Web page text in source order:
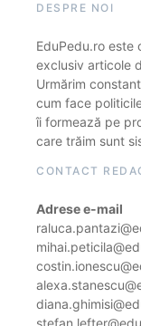
DESPRE NOI
EduPedu.ro este
exclusiv articole
Urmărim
cum face
îi formează pe
care trăim sunt
CONTACT
Adrese e-mail